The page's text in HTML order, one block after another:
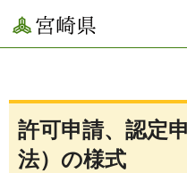
宮崎県
許可申請、認定
法）の様式